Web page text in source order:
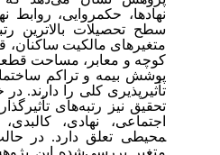
نهادها، حکمروایی، روابط
سطح تحصیلات بالاترین
متغیرهای مالکیت
کوچه و معابر، مساحت
پوشش بیمه و تراکم
تأثیرپذیری کلی را دارند.
تحقیق نیز رتبه‌های
اجتماعی، نهادی،